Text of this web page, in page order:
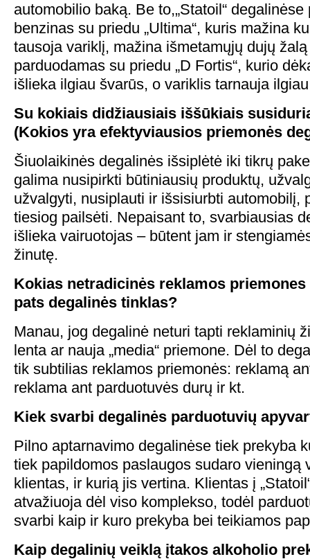
automobilio baką. Be to,„Statoil“
benzinas su priedu „Ultima“, kuris mažina
tausoja variklį, mažina išmetamųjų dujų
parduodamas su priedu „D Fortis“, kurio
išlieka ilgiau švarūs, o variklis tarnauja
Su kokiais didžiausiais iššūkiais
(Kokios yra efektyviausios priemonės
Šiuolaikinės degalinės išsiplėtė iki tikrų
galima nusipirkti būtiniausių produktų,
užvalgyti, nusiplauti ir išsisiurbti automobilį,
tiesiog pailsėti. Nepaisant to, svarbiausias
išlieka vairuotojas – būtent jam ir
žinutę.
Kokias netradicinės reklamos
pats degalinės tinklas?
Manau, jog degalinė neturi tapti reklaminių
lenta ar nauja „media“ priemone. Dėl to
tik subtilias reklamos priemonės: reklamą
reklama ant parduotuvės durų ir kt.
Kiek svarbi degalinės parduotuvių
Pilno aptarnavimo degalinėse tiek prekyba
tiek papildomos paslaugos sudaro vieningą
klientas, ir kurią jis vertina. Klientas į
atvažiuoja dėl viso komplekso, todėl
svarbi kaip ir kuro prekyba bei teikiamos
Kaip degalinių veiklą įtakos alkoholio